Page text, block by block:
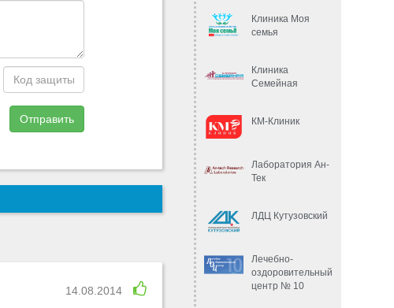
посетителей,
институтами,
Отправить
14.08.2014
Клиника Моя
семья
Клиника
Семейная
КМ-Клиник
Лаборатория Ан-
Тек
ЛДЦ Кутузовский
Лечебно-
оздоровительный
центр № 10